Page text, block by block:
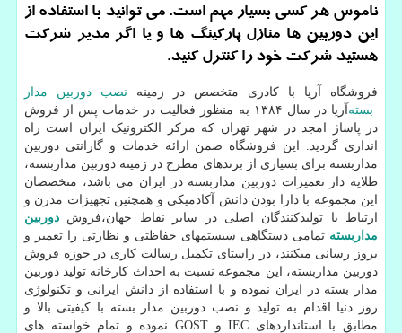
ناموس هر كسی بسیار مهم است. می توانید با استفاده از
این دوربین ها منازل پاركینگ ها و یا اگر مدیر شركت
هستید شركت خود را كنترل كنید.
فروشگاه آریا با کادری متخصص در زمینه نصب دوربین مدار
بسته
آریا در سال ۱۳۸۴ به منظور فعالیت در خدمات پس از فروش
در پاساژ امجد در شهر تهران که مرکز الکترونیک ایران است راه
اندازی گردید. این فروشگاه ضمن ارائه خدمات و گارانتی دوربین
مداربسته برای بسیاری از برندهای مطرح در زمینه دوربین مداربسته،
طلایه دار تعمیرات دوربین مداربسته در ایران می باشد، متخصصان
این مجموعه با دارا بودن دانش آکادمیکی و همچنین تجهیزات مدرن و
ارتباط با تولیدکنندگان اصلی در سایر نقاط جهان،فروش دوربین
مداربسته تمامی دستگاهی سیستمهای حفاظتی و نظارتی را تعمیر و
بروز رسانی میکنند، در راستای تکمیل رسالت کاری در حوزه فروش
دوربین مداربسته، این مجموعه نسبت به احداث کارخانه تولید دوربین
مدار بسته در ایران نموده و با استفاده از دانش ایرانی و تکنولوژی
روز دنیا اقدام به تولید و نصب دوربین مدار بسته با کیفیتی بالا و
مطابق با استانداردهای IEC و GOST نموده و تمام خواسته های